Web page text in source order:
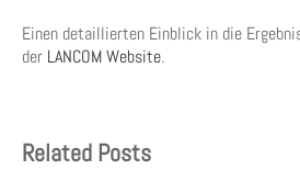
Einen detaillierten Einblick in die
der LANCOM Website.
Related Posts